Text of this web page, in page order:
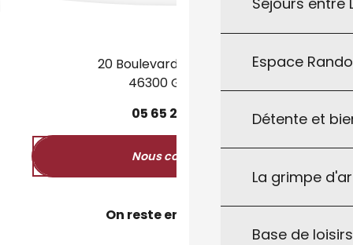
Espace
Détente et
La grimpe
Base de
20 Boulevard des Martyrs
46300 Gourdon
05 65 27
Nous contacter
On reste en contact ?